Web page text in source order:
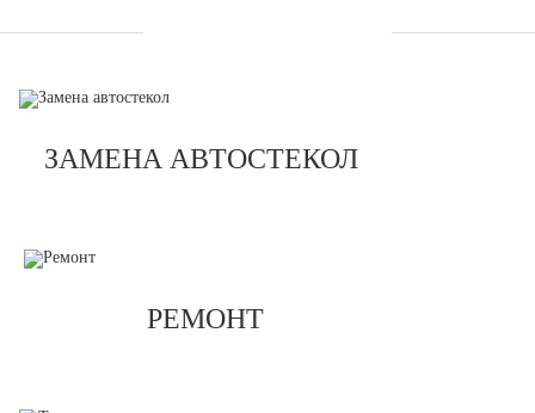
ЗАМЕНА АВТОСТЕКОЛ
РЕМОНТ